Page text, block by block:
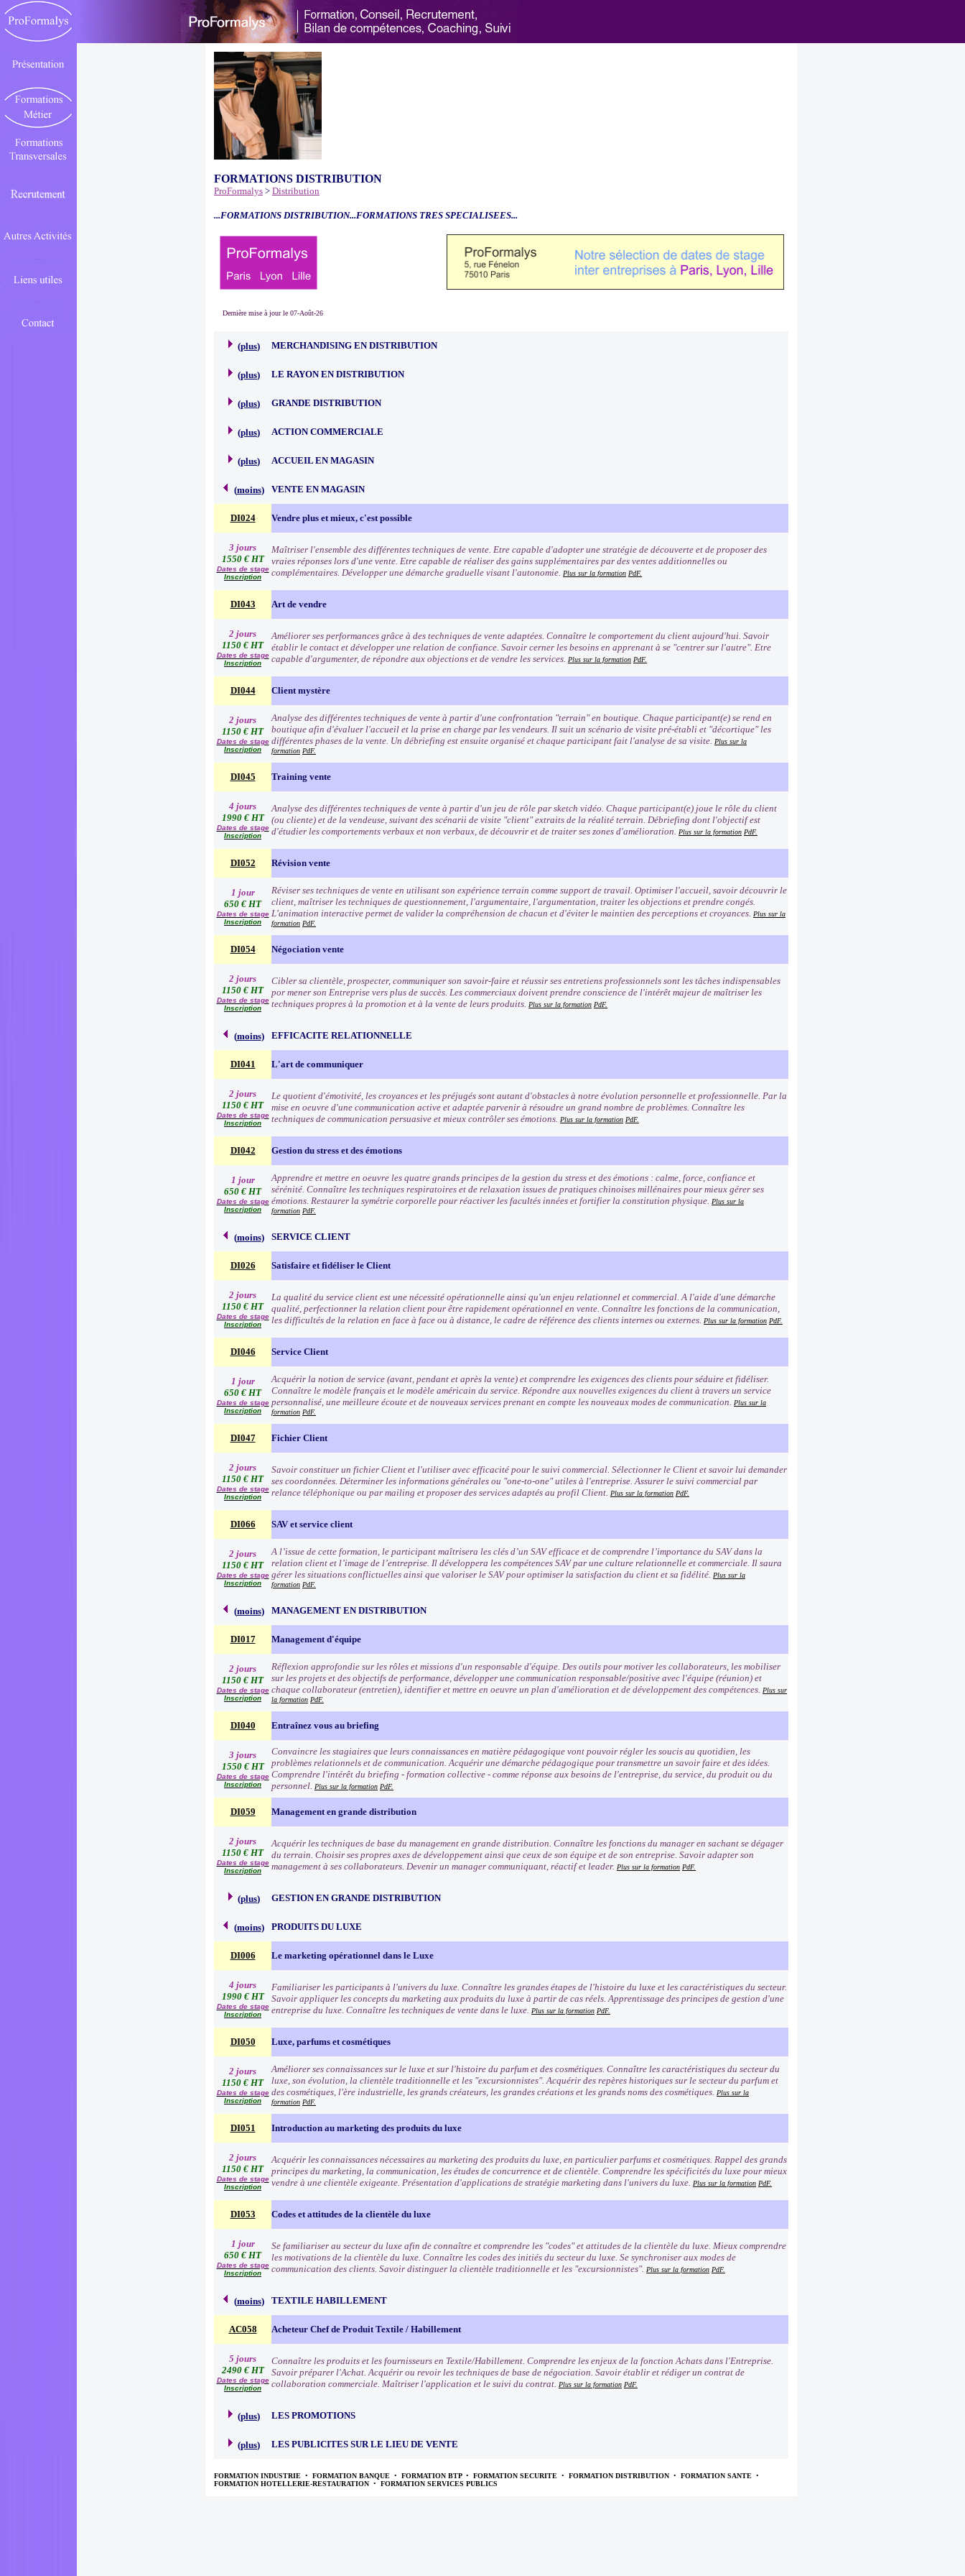
FORMATIONS DISTRIBUTION
ProFormalys > Distribution
...FORMATIONS DISTRIBUTION...FORMATIONS TRES SPECIALISEES...
Dernière mise à jour le 07-Août-26
(plus) MERCHANDISING EN DISTRIBUTION
(plus) LE RAYON EN DISTRIBUTION
(plus) GRANDE DISTRIBUTION
(plus) ACTION COMMERCIALE
(plus) ACCUEIL EN MAGASIN
(moins) VENTE EN MAGASIN
DI024 Vendre plus et mieux, c'est possible
3 jours
1550 € HT
Dates de stage
Inscription
Maîtriser l'ensemble des différentes techniques de vente. Etre capable d'adopter une stratégie de découverte et de proposer des
vraies réponses lors d'une vente. Etre capable de réaliser des gains supplémentaires par des ventes additionnelles ou
complémentaires. Développer une démarche graduelle visant l'autonomie. Plus sur la formation PdF.
DI043 Art de vendre
2 jours
1150 € HT
Dates de stage
Inscription
Améliorer ses performances grâce à des techniques de vente adaptées. Connaître le comportement du client aujourd'hui. Savoir
établir le contact et développer une relation de confiance. Savoir cerner les besoins en apprenant à se "centrer sur l'autre". Etre
capable d'argumenter, de répondre aux objections et de vendre les services. Plus sur la formation PdF.
DI044 Client mystère
2 jours
1150 € HT
Dates de stage
Inscription
Analyse des différentes techniques de vente à partir d'une confrontation "terrain" en boutique. Chaque participant(e) se rend en
boutique afin d'évaluer l'accueil et la prise en charge par les vendeurs. Il suit un scénario de visite pré-établi et "décortique" les
différentes phases de la vente. Un débriefing est ensuite organisé et chaque participant fait l'analyse de sa visite. Plus sur la
formation PdF.
DI045 Training vente
4 jours
1990 € HT
Dates de stage
Inscription
Analyse des différentes techniques de vente à partir d'un jeu de rôle par sketch vidéo. Chaque participant(e) joue le rôle du client
(ou cliente) et de la vendeuse, suivant des scénarii de visite "client" extraits de la réalité terrain. Débriefing dont l'objectif est
d'étudier les comportements verbaux et non verbaux, de découvrir et de traiter ses zones d'amélioration. Plus sur la formation PdF.
DI052 Révision vente
1 jour
650 € HT
Dates de stage
Inscription
Réviser ses techniques de vente en utilisant son expérience terrain comme support de travail. Optimiser l'accueil, savoir découvrir le
client, maîtriser les techniques de questionnement, l'argumentaire, l'argumentation, traiter les objections et prendre congés.
L'animation interactive permet de valider la compréhension de chacun et d'éviter le maintien des perceptions et croyances. Plus sur la
formation PdF.
DI054 Négociation vente
2 jours
1150 € HT
Dates de stage
Inscription
Cibler sa clientèle, prospecter, communiquer son savoir-faire et réussir ses entretiens professionnels sont les tâches indispensables
por mener son Entreprise vers plus de succès. Les commerciaux doivent prendre conscience de l'intérêt majeur de maîtriser les
techniques propres à la promotion et à la vente de leurs produits. Plus sur la formation PdF.
(moins) EFFICACITE RELATIONNELLE
DI041 L'art de communiquer
2 jours
1150 € HT
Dates de stage
Inscription
Le quotient d'émotivité, les croyances et les préjugés sont autant d'obstacles à notre évolution personnelle et professionnelle. Par la
mise en oeuvre d'une communication active et adaptée parvenir à résoudre un grand nombre de problèmes. Connaître les
techniques de communication persuasive et mieux contrôler ses émotions. Plus sur la formation PdF.
DI042 Gestion du stress et des émotions
1 jour
650 € HT
Dates de stage
Inscription
Apprendre et mettre en oeuvre les quatre grands principes de la gestion du stress et des émotions : calme, force, confiance et
sérénité. Connaître les techniques respiratoires et de relaxation issues de pratiques chinoises millénaires pour mieux gérer ses
émotions. Restaurer la symétrie corporelle pour réactiver les facultés innées et fortifier la constitution physique. Plus sur la
formation PdF.
(moins) SERVICE CLIENT
DI026 Satisfaire et fidéliser le Client
2 jours
1150 € HT
Dates de stage
Inscription
La qualité du service client est une nécessité opérationnelle ainsi qu'un enjeu relationnel et commercial. A l'aide d'une démarche
qualité, perfectionner la relation client pour être rapidement opérationnel en vente. Connaître les fonctions de la communication,
les difficultés de la relation en face à face ou à distance, le cadre de référence des clients internes ou externes. Plus sur la formation PdF.
DI046 Service Client
1 jour
650 € HT
Dates de stage
Inscription
Acquérir la notion de service (avant, pendant et après la vente) et comprendre les exigences des clients pour séduire et fidéliser.
Connaître le modèle français et le modèle américain du service. Répondre aux nouvelles exigences du client à travers un service
personnalisé, une meilleure écoute et de nouveaux services prenant en compte les nouveaux modes de communication. Plus sur la
formation PdF.
DI047 Fichier Client
2 jours
1150 € HT
Dates de stage
Inscription
Savoir constituer un fichier Client et l'utiliser avec efficacité pour le suivi commercial. Sélectionner le Client et savoir lui demander
ses coordonnées. Déterminer les informations générales ou "one-to-one" utiles à l'entreprise. Assurer le suivi commercial par
relance téléphonique ou par mailing et proposer des services adaptés au profil Client. Plus sur la formation PdF.
DI066 SAV et service client
2 jours
1150 € HT
Dates de stage
Inscription
A l’issue de cette formation, le participant maîtrisera les clés d’un SAV efficace et de comprendre l’importance du SAV dans la
relation client et l’image de l’entreprise. Il développera les compétences SAV par une culture relationnelle et commerciale. Il saura
gérer les situations conflictuelles ainsi que valoriser le SAV pour optimiser la satisfaction du client et sa fidélité. Plus sur la
formation PdF.
(moins) MANAGEMENT EN DISTRIBUTION
DI017 Management d'équipe
2 jours
1150 € HT
Dates de stage
Inscription
Réflexion approfondie sur les rôles et missions d'un responsable d'équipe. Des outils pour motiver les collaborateurs, les mobiliser
sur les projets et des objectifs de performance, développer une communication responsable/positive avec l'équipe (réunion) et
chaque collaborateur (entretien), identifier et mettre en oeuvre un plan d'amélioration et de développement des compétences. Plus sur
la formation PdF.
DI040 Entraînez vous au briefing
3 jours
1550 € HT
Dates de stage
Inscription
Convaincre les stagiaires que leurs connaissances en matière pédagogique vont pouvoir régler les soucis au quotidien, les
problèmes relationnels et de communication. Acquérir une démarche pédagogique pour transmettre un savoir faire et des idées.
Comprendre l'intérêt du briefing - formation collective - comme réponse aux besoins de l'entreprise, du service, du produit ou du
personnel. Plus sur la formation PdF.
DI059 Management en grande distribution
2 jours
1150 € HT
Dates de stage
Inscription
Acquérir les techniques de base du management en grande distribution. Connaître les fonctions du manager en sachant se dégager
du terrain. Choisir ses propres axes de développement ainsi que ceux de son équipe et de son entreprise. Savoir adapter son
management à ses collaborateurs. Devenir un manager communiquant, réactif et leader. Plus sur la formation PdF.
(plus) GESTION EN GRANDE DISTRIBUTION
(moins) PRODUITS DU LUXE
DI006 Le marketing opérationnel dans le Luxe
4 jours
1990 € HT
Dates de stage
Inscription
Familiariser les participants à l'univers du luxe. Connaître les grandes étapes de l'histoire du luxe et les caractéristiques du secteur.
Savoir appliquer les concepts du marketing aux produits du luxe à partir de cas réels. Apprentissage des principes de gestion d'une
entreprise du luxe. Connaître les techniques de vente dans le luxe. Plus sur la formation PdF.
DI050 Luxe, parfums et cosmétiques
2 jours
1150 € HT
Dates de stage
Inscription
Améliorer ses connaissances sur le luxe et sur l'histoire du parfum et des cosmétiques. Connaître les caractéristiques du secteur du
luxe, son évolution, la clientèle traditionnelle et les "excursionnistes". Acquérir des repères historiques sur le secteur du parfum et
des cosmétiques, l'ère industrielle, les grands créateurs, les grandes créations et les grands noms des cosmétiques. Plus sur la
formation PdF.
DI051 Introduction au marketing des produits du luxe
2 jours
1150 € HT
Dates de stage
Inscription
Acquérir les connaissances nécessaires au marketing des produits du luxe, en particulier parfums et cosmétiques. Rappel des grands
principes du marketing, la communication, les études de concurrence et de clientèle. Comprendre les spécificités du luxe pour mieux
vendre à une clientèle exigeante. Présentation d'applications de stratégie marketing dans l'univers du luxe. Plus sur la formation PdF.
DI053 Codes et attitudes de la clientèle du luxe
1 jour
650 € HT
Dates de stage
Inscription
Se familiariser au secteur du luxe afin de connaître et comprendre les "codes" et attitudes de la clientèle du luxe. Mieux comprendre
les motivations de la clientèle du luxe. Connaître les codes des initiés du secteur du luxe. Se synchroniser aux modes de
communication des clients. Savoir distinguer la clientèle traditionnelle et les "excursionnistes". Plus sur la formation PdF.
(moins) TEXTILE HABILLEMENT
AC058 Acheteur Chef de Produit Textile / Habillement
5 jours
2490 € HT
Dates de stage
Inscription
Connaître les produits et les fournisseurs en Textile/Habillement. Comprendre les enjeux de la fonction Achats dans l'Entreprise.
Savoir préparer l'Achat. Acquérir ou revoir les techniques de base de négociation. Savoir établir et rédiger un contrat de
collaboration commerciale. Maîtriser l'application et le suivi du contrat. Plus sur la formation PdF.
(plus) LES PROMOTIONS
(plus) LES PUBLICITES SUR LE LIEU DE VENTE
FORMATION INDUSTRIE • FORMATION BANQUE • FORMATION BTP • FORMATION SECURITE • FORMATION DISTRIBUTION • FORMATION SANTE •
FORMATION HOTELLERIE-RESTAURATION • FORMATION SERVICES PUBLICS